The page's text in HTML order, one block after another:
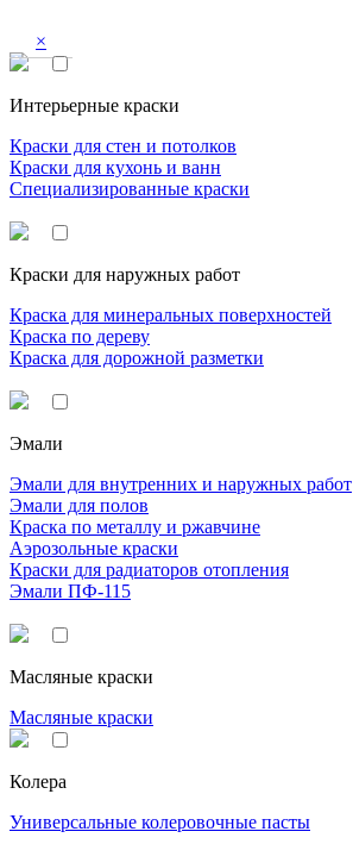
×
Интерьерные краски
Краски для стен и потолков
Краски для кухонь и ванн
Специализированные краски
Краски для наружных работ
Краска для минеральных поверхностей
Краска по дереву
Краска для дорожной разметки
Эмали
Эмали для внутренних и наружных работ
Эмали для полов
Краска по металлу и ржавчине
Аэрозольные краски
Краски для радиаторов отопления
Эмали ПФ-115
Масляные краски
Масляные краски
Колера
Универсальные колеровочные пасты